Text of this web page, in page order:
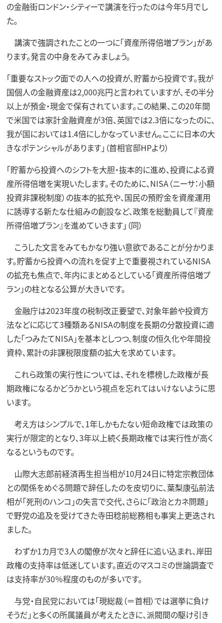
の金融街ロンドン・シティーで講演を行ったのは今年5月でし
た。
講演で強調されたことの一つに「資産所得倍増プラン」があ
ります。発言の中身をみてみましょう。
「重要なストック面での人への投資が、貯蓄から投資です。我が
国個人の金融資産は2,000兆円と言われていますが、その半分
以上が預金・現金で保有されています。この結果、この20年間
で米国では家計金融資産が3倍、英国では2.3倍になったのに、
我が国においては1.4倍にしかなっていません。ここに日本の大
きなポテンシャルがあります」（首相官邸HPより）
「貯蓄から投資へのシフトを大胆・抜本的に進め、投資による資
産所得倍増を実現いたします。そのために、NISA（ニーサ：小額
投資非課税制度）の抜本的拡充や、国民の預貯金を資産運用
に誘導する新たな仕組みの創設など、政策を総動員して『資産
所得倍増プラン』を進めていきます」（同）
こうした文言をみてもかなり強い意欲であることが分かりま
す。貯蓄から投資への流れを促す上で重要視されているNISA
の拡充も焦点で、年内にまとめるとしている「資産所得倍増プ
ラン」の柱となる公算が大きいです。
金融庁は2023年度の税制改正要望で、対象年齢や投資方
法などに応じて3種類あるNISAの制度を長期の分散投資に適
した「つみたてNISA」を基本としつつ、制度の恒久化や年間投
資枠、累計の非課税限度額の拡大を求めています。
これら政策の実行性については、それを標榜した政権が長
期政権になるかどうかという視点を忘れてはいけないように思
います。
考え方はシンプルで、1年しかもたない短命政権では政策の
実行が限定的となり、3年以上続く長期政権では実行性が高く
なるというものです。
山際大志郎前経済再生担当相が10月24日に特定宗教団体
との関係をめぐる問題で辞任したのを皮切りに、葉梨康弘前法
相が「死刑のハンコ」の失言で交代、さらに「政治とカネ問題」
で野党の追及を受けてきた寺田稔前総務相も事実上更迭され
ました。
わずか1カ月で3人の閣僚が次々と辞任に追い込まれ、岸田
政権の支持率は低迷しています。直近のマスコミの世論調査で
は支持率が30％程度のものが多いです。
与党・自民党においては「現総裁（＝首相）では選挙に負け
そうだ」と多くの所属議員が考えたときに、派閥間の駆け引き